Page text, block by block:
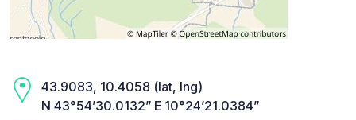
43.9083, 10.4058 (lat, lng)
N 43°54’30.0132” E 10°24’21.0384”